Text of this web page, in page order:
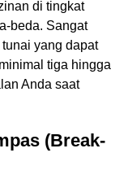
di tingkat
beda. Sangat
yang dapat
tiga hingga
Anda saat
(Break-